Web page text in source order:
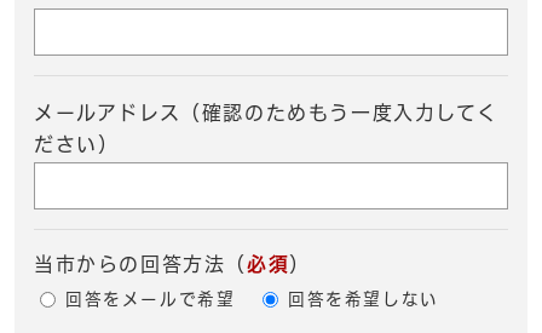
メールアドレス（確認のためもう一度入力してく
ださい）
当市からの回答方法 （ 必須）
回答をメールで希望 回答を希望しない